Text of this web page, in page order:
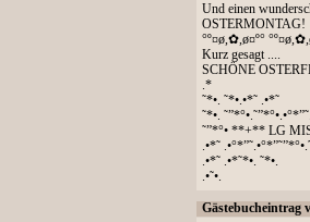
Und einen
OSTERMONTAG!
°º¤ø,✿,ø¤º°
Kurz gesagt ....
SCHÖNE
.*
˜*•. ˜*•.•*˜ .•*˜
˜*•.
˜”*°• **+** LG
.•*˜
.•*˜ .•*˜*•. ˜*•.
.•˜•.
Gästebucheintrag